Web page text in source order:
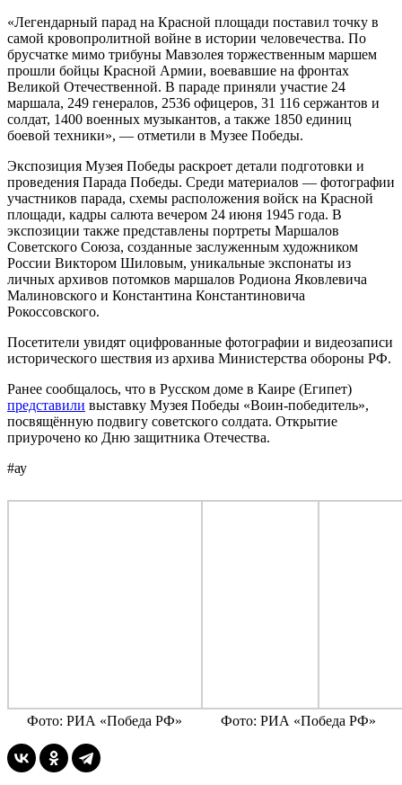
«Легендарный парад на Красной площади поставил точку в
самой кровопролитной войне в истории человечества. По
брусчатке мимо трибуны Мавзолея торжественным маршем
прошли бойцы Красной Армии, воевавшие на фронтах
Великой Отечественной. В параде приняли участие 24
маршала, 249 генералов, 2536 офицеров, 31 116 сержантов и
солдат, 1400 военных музыкантов, а также 1850 единиц
боевой техники», — отметили в Музее Победы.
Экспозиция Музея Победы раскроет детали подготовки и
проведения Парада Победы. Среди материалов — фотографии
участников парада, схемы расположения войск на Красной
площади, кадры салюта вечером 24 июня 1945 года. В
экспозиции также представлены портреты Маршалов
Советского Союза, созданные заслуженным художником
России Виктором Шиловым, уникальные экспонаты из
личных архивов потомков маршалов Родиона Яковлевича
Малиновского и Константина Константиновича
Рокоссовского.
Посетители увидят оцифрованные фотографии и видеозаписи
исторического шествия из архива Министерства обороны РФ.
Ранее сообщалось, что в Русском доме в Каире (Египет)
представили выставку Музея Победы «Воин-победитель»,
посвящённую подвигу советского солдата. Открытие
приурочено ко Дню защитника Отечества.
#ау
Фото: РИА «Победа РФ» Фото: РИА «Победа РФ»